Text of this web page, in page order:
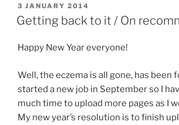
POSTED
ON
3 JANUARY 2014
Getting back to it / On
Happy New Year everyone!
Well, the eczema is all gone, has been
started a new job in September so I
much time to upload more pages as I
My new year’s resolution is to finish